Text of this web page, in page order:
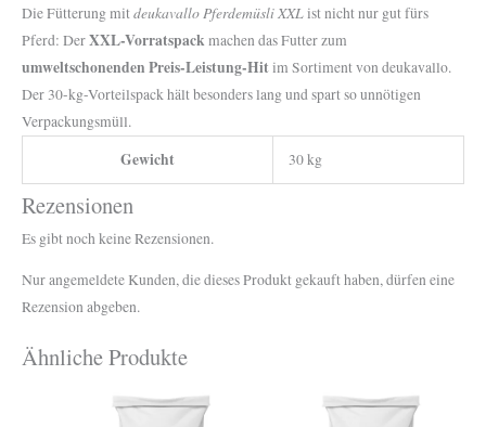
Die Fütterung mitdeukavallo Pferdemüsli XXList nicht nur gut fürs
Pferd: DerXXL-Vorratspackmachen das Futter zum
umweltschonenden Preis-Leistung-Hitim Sortiment von deukavallo.
Der 30-kg-Vorteilspack hält besonders lang und spart so unnötigen
Verpackungsmüll.
Gewicht 30 kg
Rezensionen
Es gibt noch keine Rezensionen.
Nur angemeldete Kunden, die dieses Produkt gekauft haben, dürfen eine
Rezension abgeben.
Ähnliche Produkte